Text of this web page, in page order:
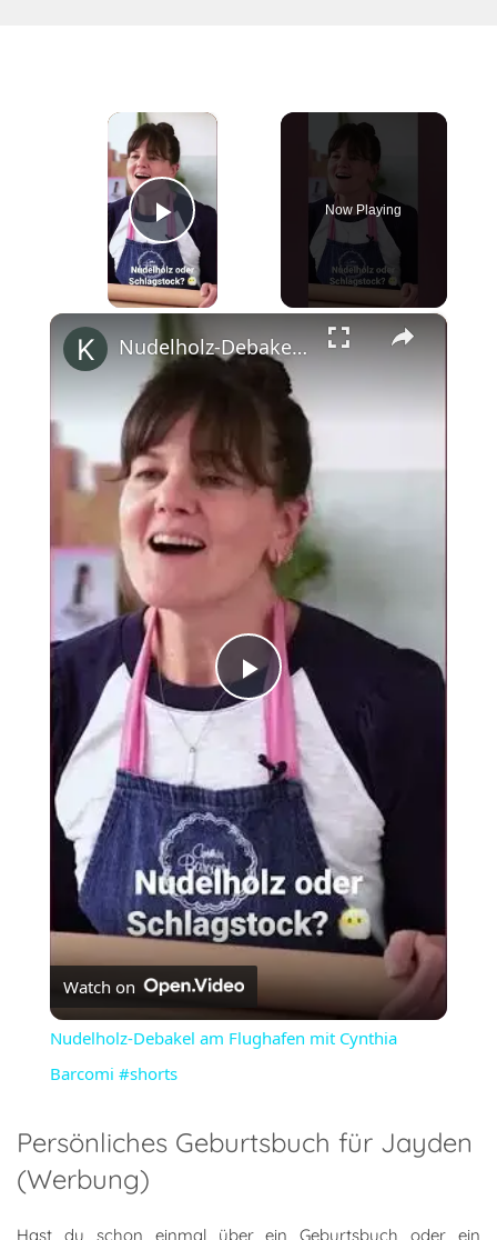
×
Play Video
Now Playing
×
Play
Video
Nudelholz-Debakel am Flughafen mit Cynthia Barcomi #shorts
Watch on
Nudelholz-Debakel am Flughafen mit Cynthia
Barcomi #shorts
Persönliches Geburtsbuch für Jayden
(Werbung)
Hast du schon einmal über ein Geburtsbuch oder ein